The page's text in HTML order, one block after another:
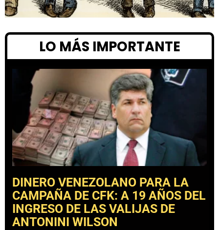
LO MÁS IMPORTANTE
DINERO VENEZOLANO PARA LA
CAMPAÑA DE CFK: A 19 AÑOS DEL
INGRESO DE LAS VALIJAS DE
ANTONINI WILSON